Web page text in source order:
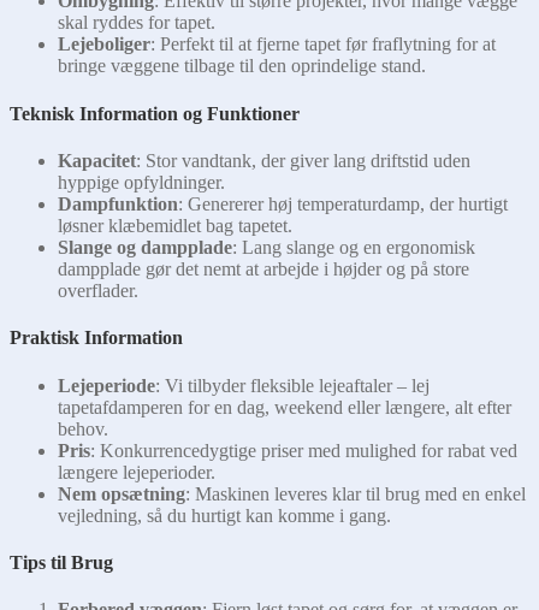
skal ryddes for tapet.
Lejeboliger: Perfekt til at fjerne tapet før fraflytning for at
bringe væggene tilbage til den oprindelige stand.
Teknisk Information og Funktioner
Kapacitet: Stor vandtank, der giver lang driftstid uden
hyppige opfyldninger.
Dampfunktion: Genererer høj temperaturdamp, der hurtigt
løsner klæbemidlet bag tapetet.
Slange og dampplade: Lang slange og en ergonomisk
dampplade gør det nemt at arbejde i højder og på store
overflader.
Praktisk Information
Lejeperiode: Vi tilbyder fleksible lejeaftaler – lej
tapetafdamperen for en dag, weekend eller længere, alt efter
behov.
Pris: Konkurrencedygtige priser med mulighed for rabat ved
længere lejeperioder.
Nem opsætning: Maskinen leveres klar til brug med en enkel
vejledning, så du hurtigt kan komme i gang.
Tips til Brug